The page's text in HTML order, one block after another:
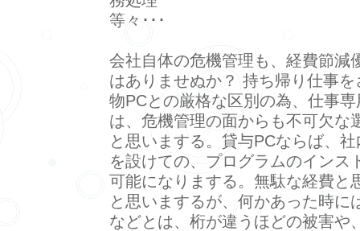
等々･･･
会社自体の危機管理も、経費節減
はありませぬか？ 持ち帰り仕事
物PCとの厳格な区別の為、仕事
は、危機管理の面からも不可欠な
と思いまする。貸与PCならば、
を設けての、プログラムのインス
可能になりまする。無駄な経費と
と思いまするが、何かあった時に
などとは、桁が違うほどの被害や